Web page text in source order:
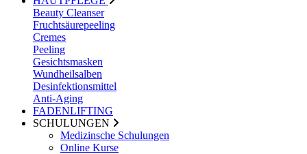
Beauty Cleanser
Fruchtsäurepeeling
Cremes
Peeling
Gesichtsmasken
Wundheilsalben
Desinfektionsmittel
Anti-Aging
FADENLIFTING
SCHULUNGEN
Medizinsche Schulungen
Online Kurse